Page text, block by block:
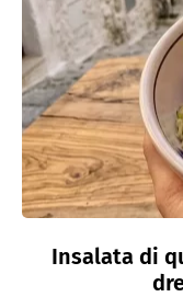
Insalata di